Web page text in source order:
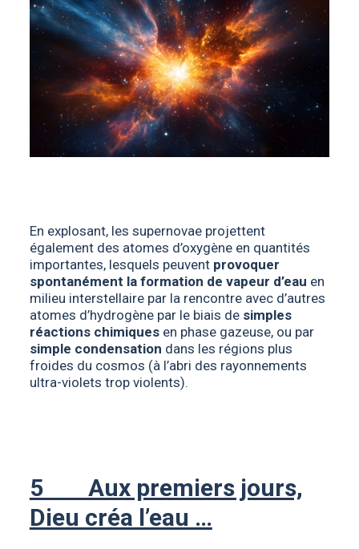
En explosant, les supernovae projettent
également des atomes d’oxygène en quantités
importantes, lesquels peuvent provoquer
spontanément la formation de vapeur d’eau en
milieu interstellaire par la rencontre avec d’autres
atomes d’hydrogène par le biais de simples
réactions chimiquesen phase gazeuse, ou par
simple condensation dans les régions plus
froides du cosmos (à l’abri des rayonnements
ultra-violets trop violents).
5 Aux premiers jours,
Dieu créa l’eau …